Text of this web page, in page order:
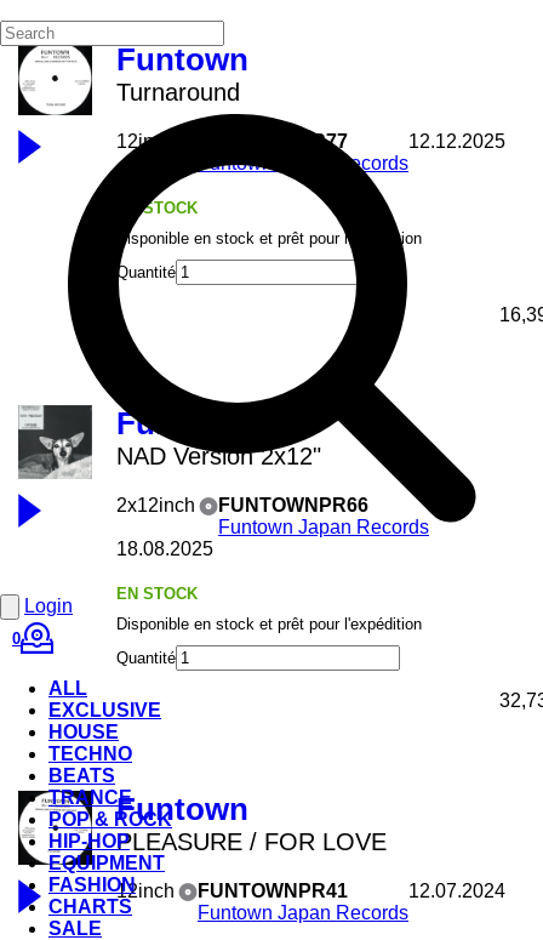
Login
0
ALL
EXCLUSIVE
HOUSE
TECHNO
BEATS
TRANCE
POP & ROCK
HIP-HOP
EQUIPMENT
FASHION
CHARTS
SALE
Funtown
Turnaround
12inch
FUNTOWNPR77
Funtown Japan Records
12.12.2025
EN STOCK
Disponible en stock et prêt pour l'expédition
Quantité
Funtown
NAD Version 2x12"
2x12inch
FUNTOWNPR66
Funtown Japan Records
18.08.2025
EN STOCK
Disponible en stock et prêt pour l'expédition
Quantité
Funtown
PLEASURE / FOR LOVE
12inch
FUNTOWNPR41
Funtown Japan Records
12.07.2024